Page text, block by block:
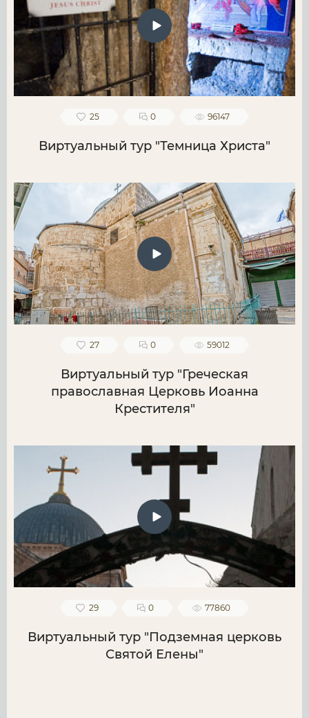
25 0 96147
Виртуальный тур "Темница Христа"
27 0 59012
Виртуальный тур "Греческая
православная Церковь Иоанна
Крестителя"
29 0 77860
Виртуальный тур "Подземная церковь
Святой Елены"